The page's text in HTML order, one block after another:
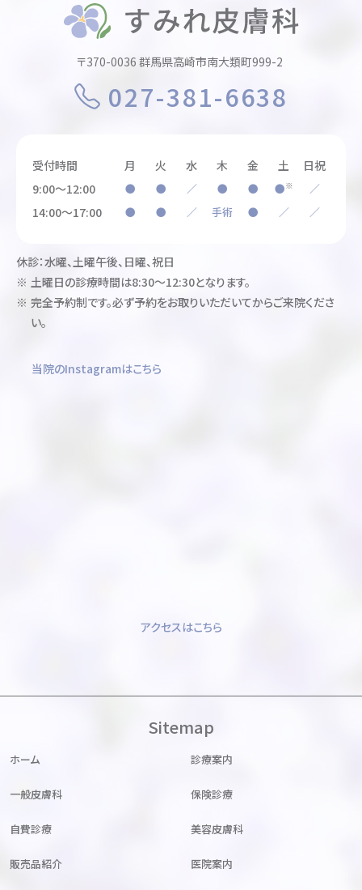
〒370-0036 群馬県高崎市南大類町999-2
027-381-6638
受付時間 月 火 水 木 金 土
日祝
9:00～12:00
● ● ／ ● ● ●※ ／
14:00～17:00 ● ● ／ 手術 ● ／ ／
休診：水曜、土曜午後、日曜、祝日
土曜日の診療時間は8:30～12:30となります。
完全予約制です。必ず予約をお取りいただいてからご来院くださ
い。
当院のInstagramはこちら
アクセスはこちら
Sitemap
ホーム 診療案内
一般皮膚科 保険診療
自費診療 美容皮膚科
販売品紹介 医院案内